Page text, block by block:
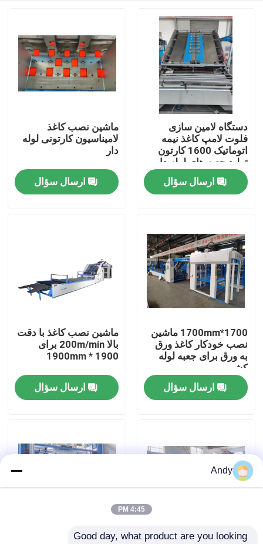
محصولات
نمایش واقعیت مجازی
تور کارخانه
کنترل کیفیت
دستگاه لمیناتور فلوت با سرعت بالا
لمینت لیتو
دستگاه لامین سازی
فلوت لامپ کاغذ نیمه
اتوماتیک 1600 کارتون
تولید جعبه های لوله دار
ارسال سؤال
ماشین نصب کاغذ
لامیناسیون کارتونی لوله
دار
ارسال سؤال
1700*1700mm ماشین
نصب خودکار کاغذ ورق
به ورق برای جعبه لوله
کشی
ارسال سؤال
ماشین نصب کاغذ با دقت
بالا 200m/min برای
1900 * 1900mm
ارسال سؤال
دستگاه لمینت فلوت
Andy
4:45 PM
Good day, what product are you looking